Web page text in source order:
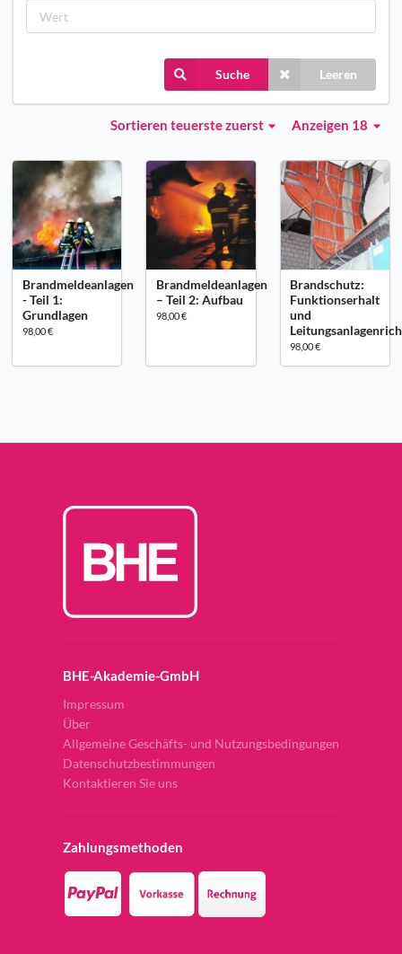
Suche Leeren
Anzeigen 18
Sortieren teuerste zuerst
Brandmeldeanlagen
- Teil 1:
Grundlagen
98,00 €
Brandmeldeanlagen
– Teil 2: Aufbau
98,00 €
Brandschutz:
Funktionserhalt
und
98,00 €
BHE-Akademie-GmbH
Impressum
Über
Allgemeine Geschäfts- und Nutzungsbedingungen
Datenschutzbestimmungen
Kontaktieren Sie uns
Zahlungsmethoden